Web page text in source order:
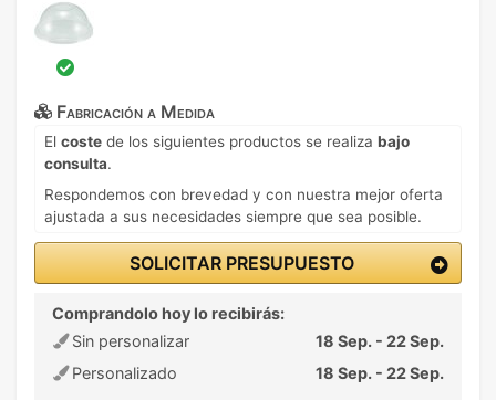
Fabricación a Medida
El coste de los siguientes productos se realiza bajo
consulta.
Respondemos con brevedad y con nuestra mejor oferta
ajustada a sus necesidades siempre que sea posible.
SOLICITAR PRESUPUESTO
Comprandolo hoy lo recibirás:
Sin personalizar
18 Sep. - 22 Sep.
Personalizado
18 Sep. - 22 Sep.